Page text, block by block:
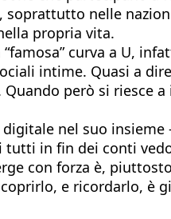
nelle
propria vita.
curva a U,
intime. Quasi a
però si riesce
nel suo insieme
tutti in fin dei conti
con forza è,
e ricordarlo, è